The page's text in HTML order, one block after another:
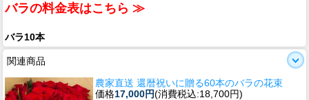
バラの料金表はこちら ≫
バラ10本
関連商品
農家直送 還暦祝いに贈る60本のバラの花束
価格17,000円(消費税込:18,700円)